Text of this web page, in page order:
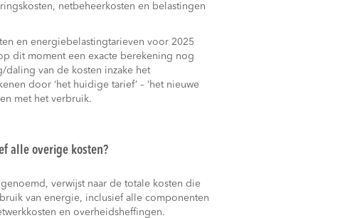
netbeheerkosten en belastingen
en energiebelastingtarieven voor 2025
dit moment een exacte berekening nog
van de kosten inzake het
door ‘het huidige tarief’ – ‘het nieuwe
met het verbruik.
alle overige kosten?
genoemd, verwijst naar de totale kosten die
van energie, inclusief alle componenten
en overheidsheffingen.